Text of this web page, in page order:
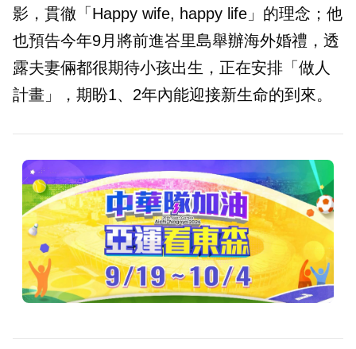
影，貫徹「Happy wife, happy life」的理念；他
也預告今年9月將前進峇里島舉辦海外婚禮，透
露夫妻倆都很期待小孩出生，正在安排「做人
計畫」，期盼1、2年內能迎接新生命的到來。